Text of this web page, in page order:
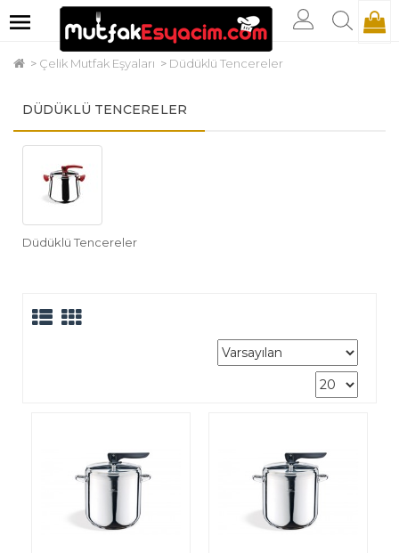
Çelik Mutfak Eşyaları Düdüklü Tencereler
DÜDÜKLÜ TENCERELER
Düdüklü Tencereler